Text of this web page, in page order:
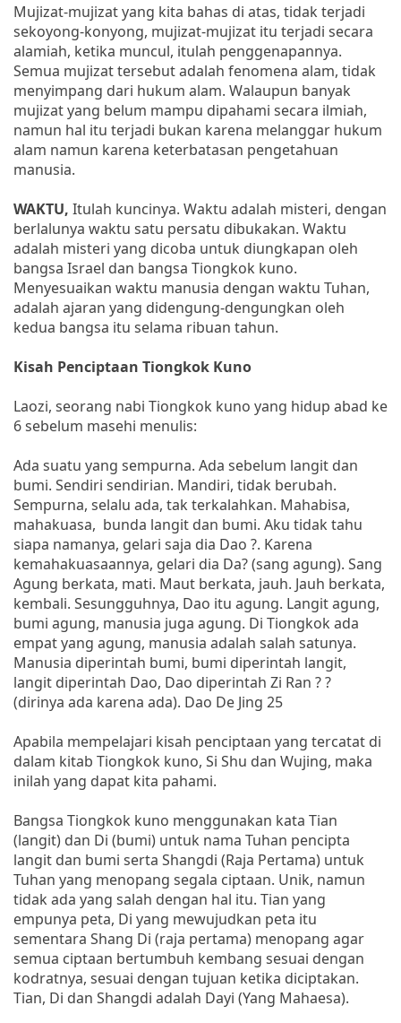
Mujizat-mujizat yang kita bahas di atas, tidak terjadi
sekoyong-konyong, mujizat-mujizat itu terjadi secara
alamiah, ketika muncul, itulah penggenapannya.
Semua mujizat tersebut adalah fenomena alam, tidak
menyimpang dari hukum alam. Walaupun banyak
mujizat yang belum mampu dipahami secara ilmiah,
namun hal itu terjadi bukan karena melanggar hukum
alam namun karena keterbatasan pengetahuan
manusia.
WAKTU, Itulah kuncinya. Waktu adalah misteri, dengan
berlalunya waktu satu persatu dibukakan. Waktu
adalah misteri yang dicoba untuk diungkapan oleh
bangsa Israel dan bangsa Tiongkok kuno.
Menyesuaikan waktu manusia dengan waktu Tuhan,
adalah ajaran yang didengung-dengungkan oleh
kedua bangsa itu selama ribuan tahun.
Kisah Penciptaan Tiongkok Kuno
Laozi, seorang nabi Tiongkok kuno yang hidup abad ke
6 sebelum masehi menulis:
Ada suatu yang sempurna. Ada sebelum langit dan
bumi. Sendiri sendirian. Mandiri, tidak berubah.
Sempurna, selalu ada, tak terkalahkan. Mahabisa,
mahakuasa, bunda langit dan bumi. Aku tidak tahu
siapa namanya, gelari saja dia Dao ?. Karena
kemahakuasaannya, gelari dia Da? (sang agung). Sang
Agung berkata, mati. Maut berkata, jauh. Jauh berkata,
kembali. Sesungguhnya, Dao itu agung. Langit agung,
bumi agung, manusia juga agung. Di Tiongkok ada
empat yang agung, manusia adalah salah satunya.
Manusia diperintah bumi, bumi diperintah langit,
langit diperintah Dao, Dao diperintah Zi Ran ? ?
(dirinya ada karena ada). Dao De Jing 25
Apabila mempelajari kisah penciptaan yang tercatat di
dalam kitab Tiongkok kuno, Si Shu dan Wujing, maka
inilah yang dapat kita pahami.
Bangsa Tiongkok kuno menggunakan kata Tian
(langit) dan Di (bumi) untuk nama Tuhan pencipta
langit dan bumi serta Shangdi (Raja Pertama) untuk
Tuhan yang menopang segala ciptaan. Unik, namun
tidak ada yang salah dengan hal itu. Tian yang
empunya peta, Di yang mewujudkan peta itu
sementara Shang Di (raja pertama) menopang agar
semua ciptaan bertumbuh kembang sesuai dengan
kodratnya, sesuai dengan tujuan ketika diciptakan.
Tian, Di dan Shangdi adalah Dayi (Yang Mahaesa).